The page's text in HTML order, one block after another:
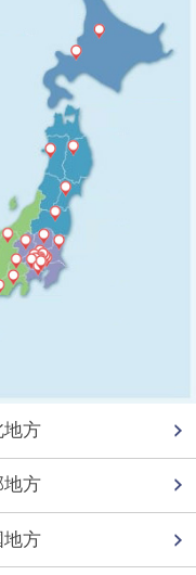
地方
地方
地方